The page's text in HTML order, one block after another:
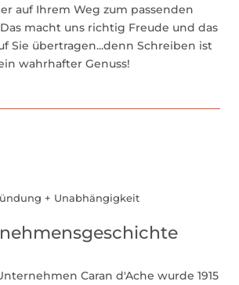
auf Ihrem Weg zum passenden
macht uns richtig Freude und das
Sie übertragen...denn Schreiben ist
wahrhafter Genuss!
+ Unabhängigkeit
Caran d'Ache wurde 1915